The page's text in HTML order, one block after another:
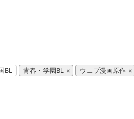
BL 青春・学園BL ウェブ漫画原作